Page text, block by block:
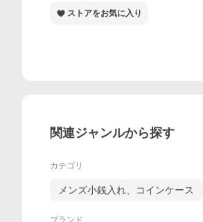
ストアをお気に入り
関連ジャンルから探す
カテゴリ
メンズ小銭入れ、コインケース
ブランド